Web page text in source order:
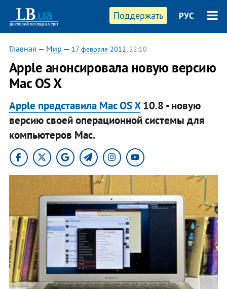
Поддержать РУС
Главная — Мир — 17 февраля 2012, 22:10
Apple анонсировала новую версию
Mac OS X
Apple представила Mac OS X10.8 - новую
версию своей операционной системы для
компьютеров Mac.